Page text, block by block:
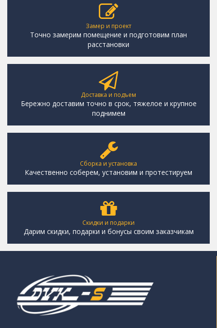
Замер и проект
Точно замерим помещение и подготовим план
расстановки
Доставка и подъем
Бережно доставим точно в срок, тяжелое и крупное
поднимем
Сборка и установка
Качественно соберем, установим и протестируем
Скидки и подарки
Дарим скидки, подарки и бонусы своим заказчикам